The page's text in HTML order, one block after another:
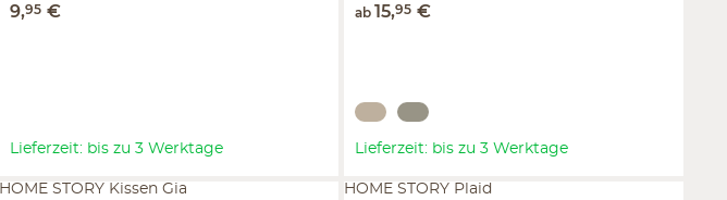
9,95 €
Lieferzeit: bis zu 3 Werktage
ab 15,95 €
Lieferzeit: bis zu 3 Werktage
HOME STORY Kissen Gia HOME STORY Plaid